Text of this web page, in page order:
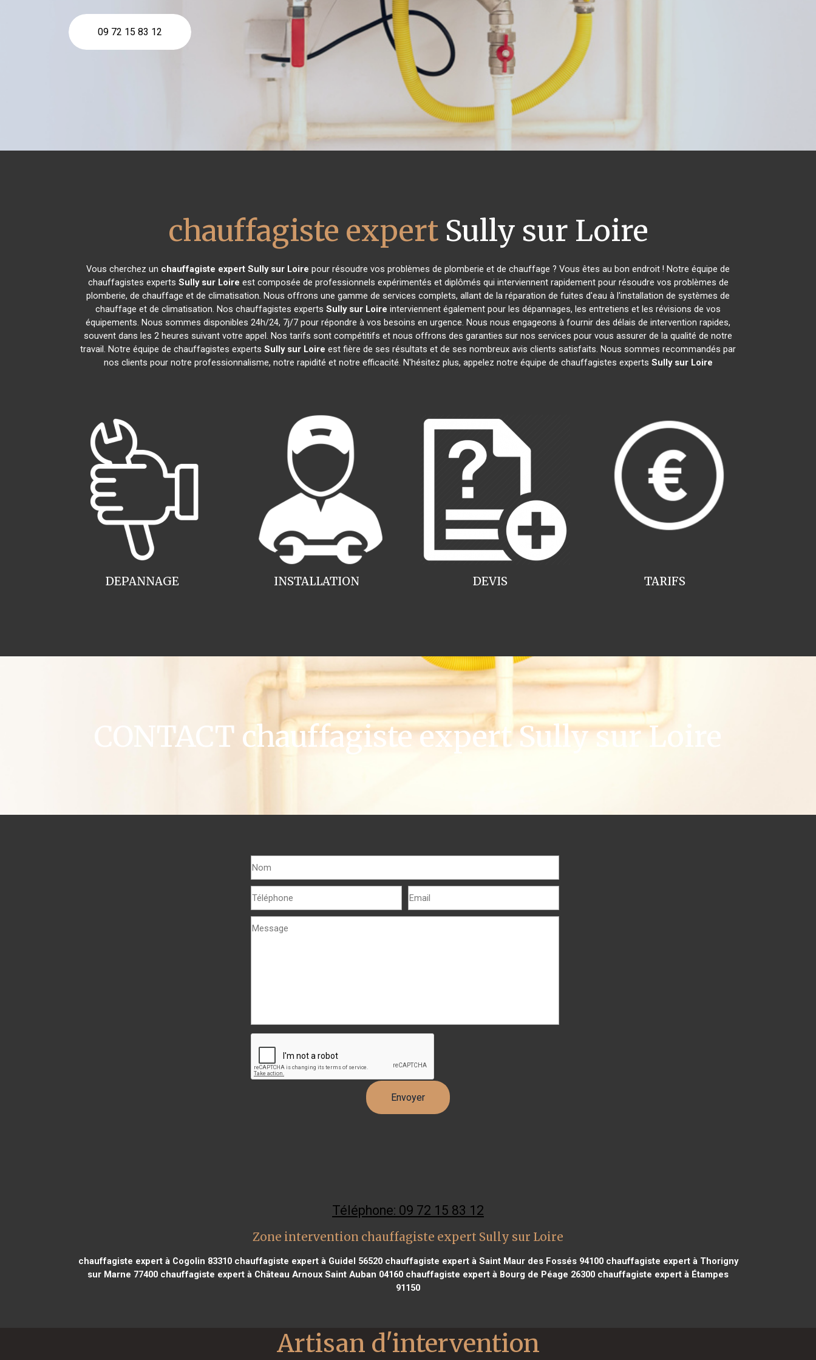
09 72 15 83 12
chauffagiste expertSully sur Loire
Vous cherchez un chauffagiste expert Sully sur Loire pour résoudre vos problèmes de plomberie et de chauffage ? Vous êtes au bon endroit ! Notre équipe de
chauffagistes experts Sully sur Loire est composée de professionnels expérimentés et diplômés qui interviennent rapidement pour résoudre vos problèmes de
plomberie, de chauffage et de climatisation. Nous offrons une gamme de services complets, allant de la réparation de fuites d'eau à l'installation de systèmes de
chauffage et de climatisation. Nos chauffagistes experts Sully sur Loire interviennent également pour les dépannages, les entretiens et les révisions de vos
équipements. Nous sommes disponibles 24h/24, 7j/7 pour répondre à vos besoins en urgence. Nous nous engageons à fournir des délais de intervention rapides,
souvent dans les 2 heures suivant votre appel. Nos tarifs sont compétitifs et nous offrons des garanties sur nos services pour vous assurer de la qualité de notre
travail. Notre équipe de chauffagistes experts Sully sur Loire est fière de ses résultats et de ses nombreux avis clients satisfaits. Nous sommes recommandés par
nos clients pour notre professionnalisme, notre rapidité et notre efficacité. N'hésitez plus, appelez notre équipe de chauffagistes experts Sully sur Loire
INSTALLATION
DEPANNAGE TARIFS
DEVIS
CONTACT chauffagiste expert Sully sur Loire
Téléphone: 09 72 15 83 12
Zone intervention chauffagiste expert Sully sur Loire
chauffagiste expert à Cogolin 83310chauffagiste expert à Guidel 56520chauffagiste expert à Saint Maur des Fossés 94100chauffagiste expert à Thorigny
sur Marne 77400 chauffagiste expert à Château Arnoux Saint Auban 04160 chauffagiste expert à Bourg de Péage 26300 chauffagiste expert à Étampes
91150
Artisan d'intervention